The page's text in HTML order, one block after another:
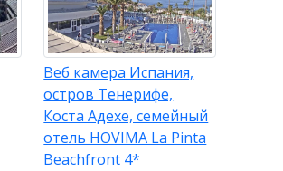
Веб камера Испания,
остров Тенерифе,
Коста Адехе, семейный
отель HOVIMA La Pinta
Beachfront 4*